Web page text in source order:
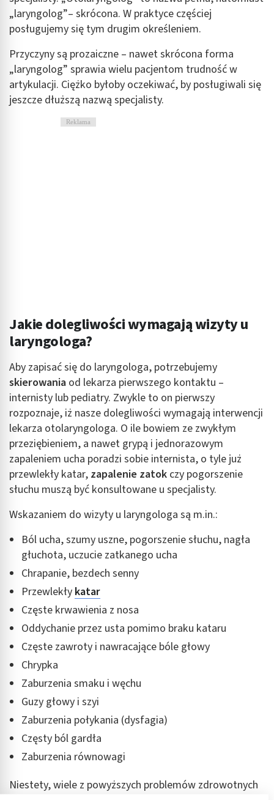
„laryngolog”– skrócona. W praktyce częściej
posługujemy się tym drugim określeniem.
Przyczyny są prozaiczne – nawet skrócona forma
„laryngolog” sprawia wielu pacjentom trudność w
artykulacji. Ciężko byłoby oczekiwać, by posługiwali się
jeszcze dłuższą nazwą specjalisty.
Reklama
Jakie dolegliwości wymagają wizyty u
laryngologa?
Aby zapisać się do laryngologa, potrzebujemy
skierowania od lekarza pierwszego kontaktu –
internisty lub pediatry. Zwykle to on pierwszy
rozpoznaje, iż nasze dolegliwości wymagają interwencji
lekarza otolaryngologa. O ile bowiem ze zwykłym
przeziębieniem, a nawet grypą i jednorazowym
zapaleniem ucha poradzi sobie internista, o tyle już
przewlekły katar, zapalenie zatok czy pogorszenie
słuchu muszą być konsultowane u specjalisty.
Wskazaniem do wizyty u laryngologa są m.in.:
Ból ucha, szumy uszne, pogorszenie słuchu, nagła
głuchota, uczucie zatkanego ucha
Chrapanie, bezdech senny
Przewlekły katar
Częste krwawienia z nosa
Oddychanie przez usta pomimo braku kataru
Częste zawroty i nawracające bóle głowy
Chrypka
Zaburzenia smaku i węchu
Guzy głowy i szyi
Zaburzenia połykania (dysfagia)
Częsty ból gardła
Zaburzenia równowagi
Niestety, wiele z powyższych problemów zdrowotnych